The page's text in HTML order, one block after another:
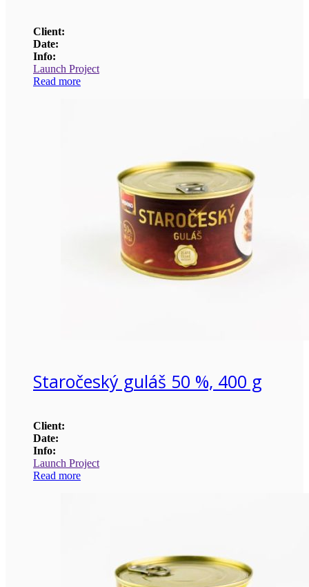
Client:
Date:
Info:
Launch Project
Read more
Staročeský guláš 50 %, 400 g
Client:
Date:
Info:
Launch Project
Read more